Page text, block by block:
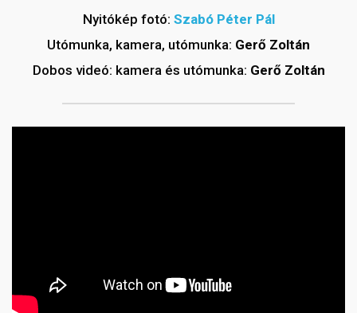
Nyitókép fotó: Szabó Péter Pál
Utómunka, kamera, utómunka: Gerő Zoltán
Dobos videó: kamera és utómunka: Gerő Zoltán